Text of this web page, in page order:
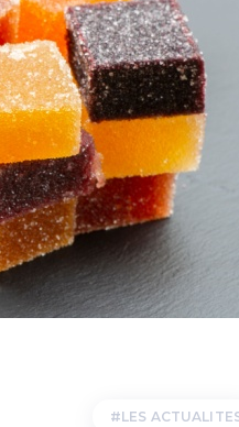
LES